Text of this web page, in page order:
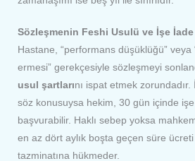
Sözleşmenin Feshi Usulü ve İşe İade
Hastane, “performans düşüklüğü” veya
ermesi” gerekçesiyle sözleşmeyi
usul şartlarını ispat etmek
söz konusuysa hekim, 30 gün içinde
başvurabilir. Haklı sebep yoksa
en az dört aylık boşta geçen süre
tazminatına hükmeder.